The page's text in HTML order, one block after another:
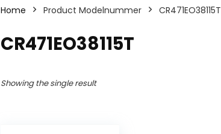
Home Product Modelnummer ‎CR471EO38115T
‎CR471EO38115T
Showing the single result